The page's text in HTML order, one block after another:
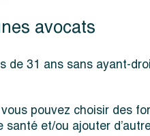
avocats
de 31 ans sans ayant-
pouvez choisir des
et/ou ajouter